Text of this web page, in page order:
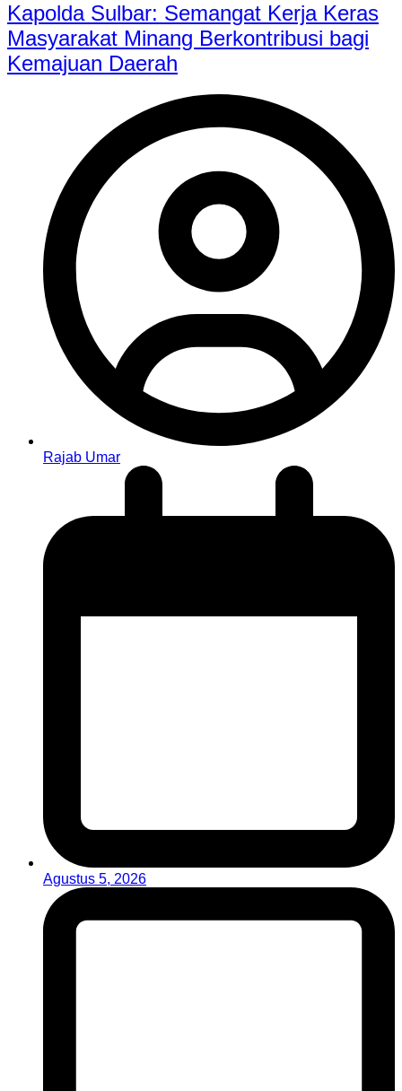
Kapolda Sulbar: Semangat Kerja Keras
Masyarakat Minang Berkontribusi bagi
Kemajuan Daerah
Rajab Umar
Agustus 5, 2026